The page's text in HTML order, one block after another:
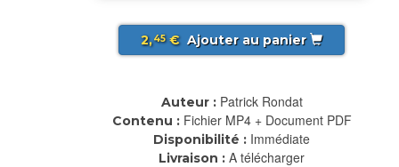
2,45€ Ajouter au panier
Auteur : Patrick Rondat
Contenu : Fichier MP4 + Document PDF
Disponibilité : Immédiate
Livraison : A télécharger